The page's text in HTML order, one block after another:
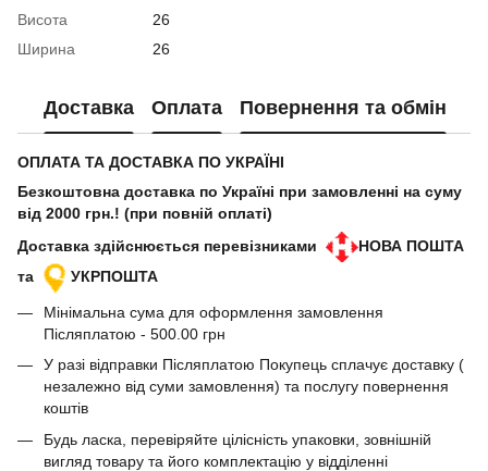
Висота
26
Ширина
26
Доставка Оплата Повернення та обмін
ОПЛАТА ТА ДОСТАВКА ПО УКРАЇНІ
Безкоштовна доставка по Україні при замовленні на суму
від 2000 грн.! (при повній оплаті)
Доставка здійснюється перевізниками
НОВА ПОШТА
та
УКРПОШТА
Мінімальна сума для оформлення замовлення
Післяплатою - 500.00 грн
У разі відправки Післяплатою Покупець сплачує доставку (
незалежно від суми замовлення) та послугу повернення
коштів
Будь ласка, перевіряйте цілісність упаковки, зовнішній
вигляд товару та його комплектацію у відділенні